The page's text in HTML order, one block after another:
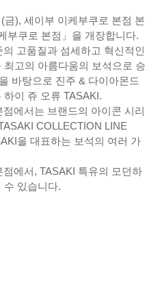
금), 세이부 이케부쿠로 본점 본
부쿠로 본점」을 개장합니다.
고품질과 섬세하고 혁신적인
고의 아름다움의 보석으로 승
바탕으로 진주 & 다이아몬드
이 쥬 오류 TASAKI.
에서는 브랜드의 아이콘 시리
COLLECTION LINE
을 대표하는 보석의 여러 가
에서, TASAKI 특유의 모던하
수 있습니다.